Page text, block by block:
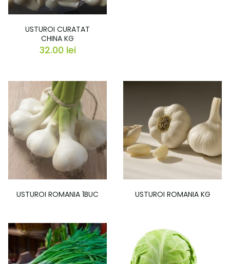
USTUROI CURATAT
CHINA KG
32.00 lei
USTUROI ROMANIA 1BUC USTUROI ROMANIA KG